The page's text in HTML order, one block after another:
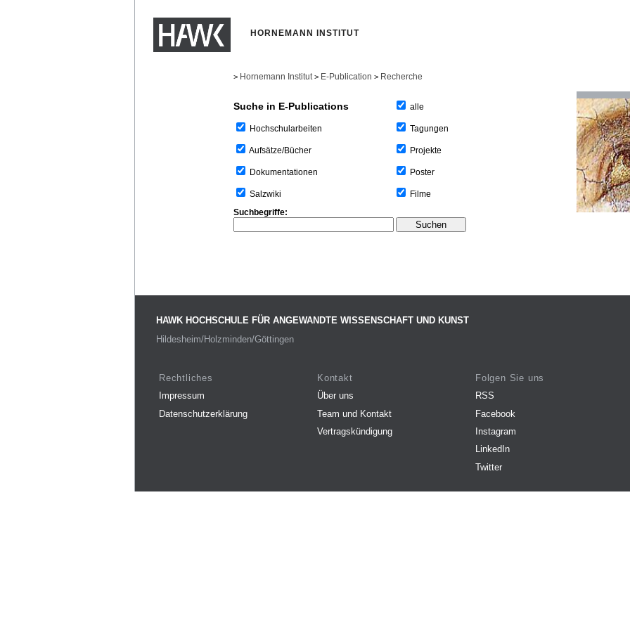
HORNEMANN INSTITUT
> Hornemann Institut > E-Publication > Recherche
Suche in E-Publications
Hochschularbeiten
Aufsätze/Bücher
Dokumentationen
Salzwiki
alle
Tagungen
Projekte
Poster
Filme
Suchbegriffe:
HAWK HOCHSCHULE FÜR ANGEWANDTE WISSENSCHAFT UND KUNST
Hildesheim/Holzminden/Göttingen
Rechtliches
Impressum
Datenschutzerklärung
Kontakt
Über uns
Team und Kontakt
Vertragskündigung
Folgen Sie uns
RSS
Facebook
Instagram
LinkedIn
Twitter